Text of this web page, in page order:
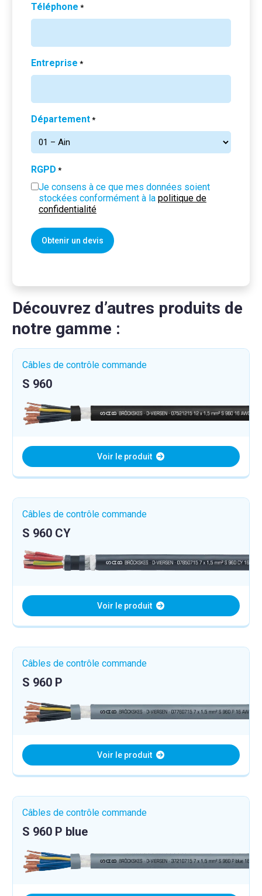
Téléphone *
Entreprise *
Département *
RGPD *
Je consens à ce que mes données soient
stockées conformément à la politique de
confidentialité
Découvrez d’autres produits de
notre gamme :
Câbles de contrôle commande
S 960
Voir le produit
Câbles de contrôle commande
S 960 CY
Voir le produit
Câbles de contrôle commande
S 960 P
Voir le produit
Câbles de contrôle commande
S 960 P blue